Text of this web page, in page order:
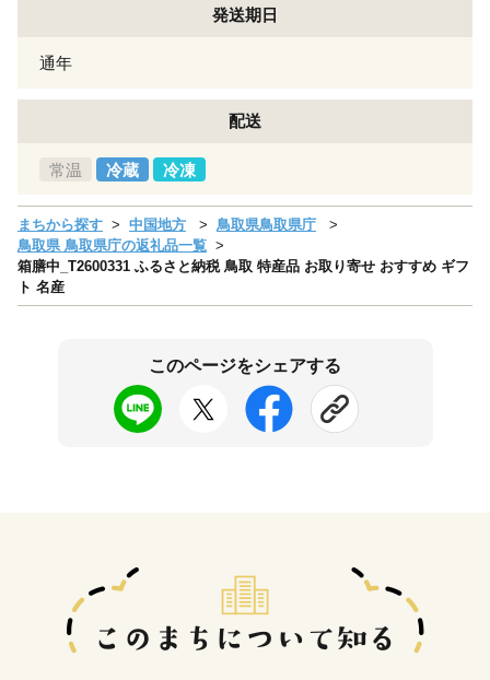
発送期日
通年
配送
常温 冷蔵 冷凍
まちから探す 中国地方
鳥取県鳥取県庁
鳥取県 鳥取県庁の返礼品一覧
箱膳中_T2600331 ふるさと納税 鳥取 特産品 お取り寄せ おすすめ ギフ
ト 名産
このページをシェアする